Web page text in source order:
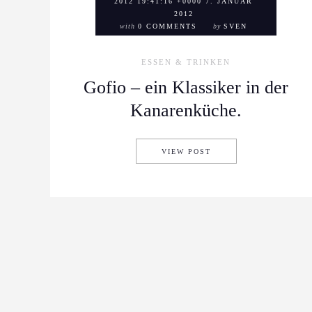
2012
with0 COMMENTS bySVEN
ESSEN & TRINKEN
Gofio – ein Klassiker in der
Kanarenküche.
VIEW POST